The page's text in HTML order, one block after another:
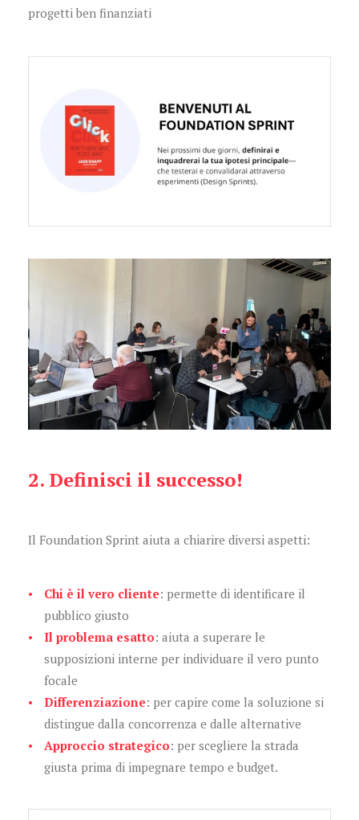
progetti ben finanziati
2. Definisci il successo!
Il Foundation Sprint aiuta a chiarire diversi aspetti:
Chi è il vero cliente: permette di identificare il
pubblico giusto
Il problema esatto: aiuta a superare le
supposizioni interne per individuare il vero punto
focale
Differenziazione: per capire come la soluzione si
distingue dalla concorrenza e dalle alternative
Approccio strategico: per scegliere la strada
giusta prima di impegnare tempo e budget.